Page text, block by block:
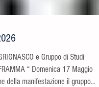
e Gruppo di Studi